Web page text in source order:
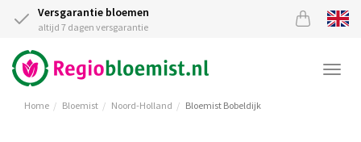
Versgarantie bloemen
altijd 7 dagen versgarantie
Home Bloemist Noord-Holland Bloemist Bobeldijk